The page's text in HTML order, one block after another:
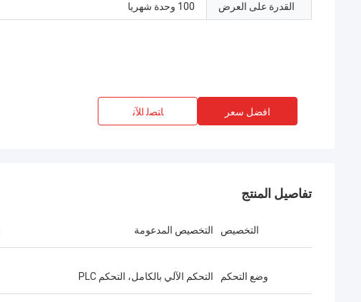
القدرة على العرض 100 وحدة شهريا
افضل سعر ﺎﺘﺼﻟ ﺍﻶﻧ
تفاصيل المنتج
التخصيص التخصيص المدعومة
وضع التحكم التحكم الآلي بالكامل، التحكم PLC